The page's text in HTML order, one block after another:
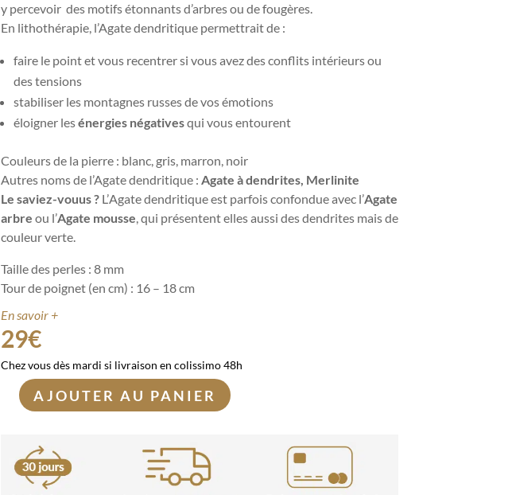
y percevoir des motifs étonnants d’arbres ou de fougères.
En lithothérapie, l’Agate dendritique permettrait de :
faire le point et vous recentrer si vous avez des conflits intérieurs ou
des tensions
stabiliser les montagnes russes de vos émotions
éloigner lesénergies négativesqui vous entourent
Couleurs de la pierre : blanc, gris, marron, noir
Autres noms de l’Agate dendritique :Agate à dendrites, Merlinite
Le saviez-vouus ? L’Agate dendritique est parfois confondue avec l’Agate
arbre ou l’Agate mousse, qui présentent elles aussi des dendrites mais de
couleur verte.
Taille des perles : 8 mm
Tour de poignet (en cm) : 16 – 18 cm
En savoir +
29€
Chez vous dès mardi si livraison en colissimo 48h
quantité
Bracelet
Agate
dendritique
AJOUTER AU PANIER